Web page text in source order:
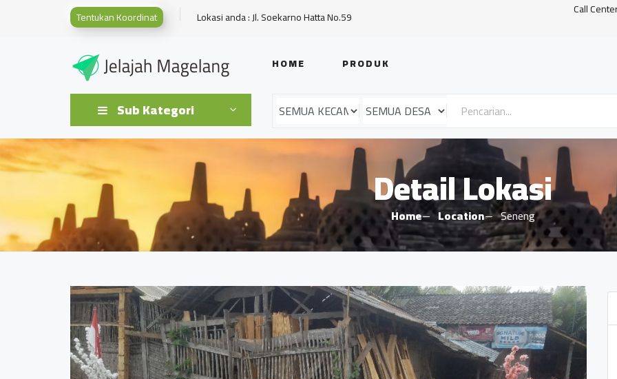
Tentukan Koordinat Lokasi anda : Jl. Soekarno Hatta No.59 Call
HOME PRODUK
Sub Kategori
Detail Lokasi
Home Location Seneng